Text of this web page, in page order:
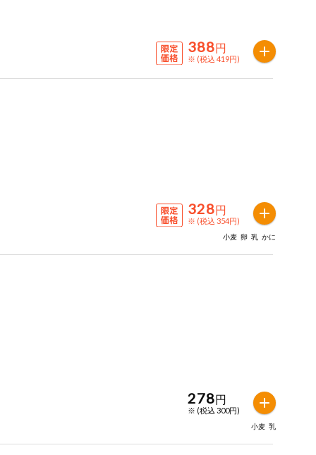
388円
※ (税込 419円)
328円
※ (税込 354円)
小麦 卵 乳 かに
278円
※ (税込 300円)
小麦 乳